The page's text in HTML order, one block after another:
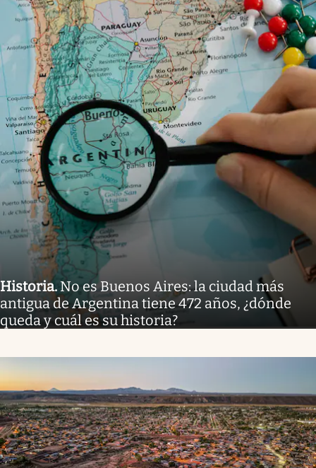
Historia. No es Buenos Aires: la ciudad más
antigua de Argentina tiene 472 años, ¿dónde
queda y cuál es su historia?